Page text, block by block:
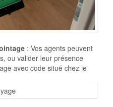
: Vos agents peuvent
ou valider leur présence
avec code situé chez le